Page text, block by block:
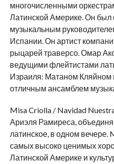
многочисленными
Латинской Америке. Он был
музыкальным
Испании. Он артист
рыцарей траверсо. Омар
ведущими флейтистами
Израиля: Матаном Кляйном
отличным ансамблем
Misa Criolla / Navidad
Ариэля Рамиреса,
латинское, в одном вечере.
самых высоко ценимых
Латинской Америке и